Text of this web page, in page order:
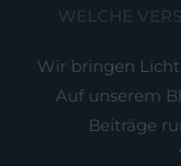
WELCHE
Wir bringen
Auf unserem
Beiträge